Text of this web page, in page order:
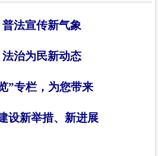
法宣传新气象
法治为民新动态
”专栏，为您带来
设新举措、新进展